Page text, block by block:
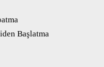
Başlatma